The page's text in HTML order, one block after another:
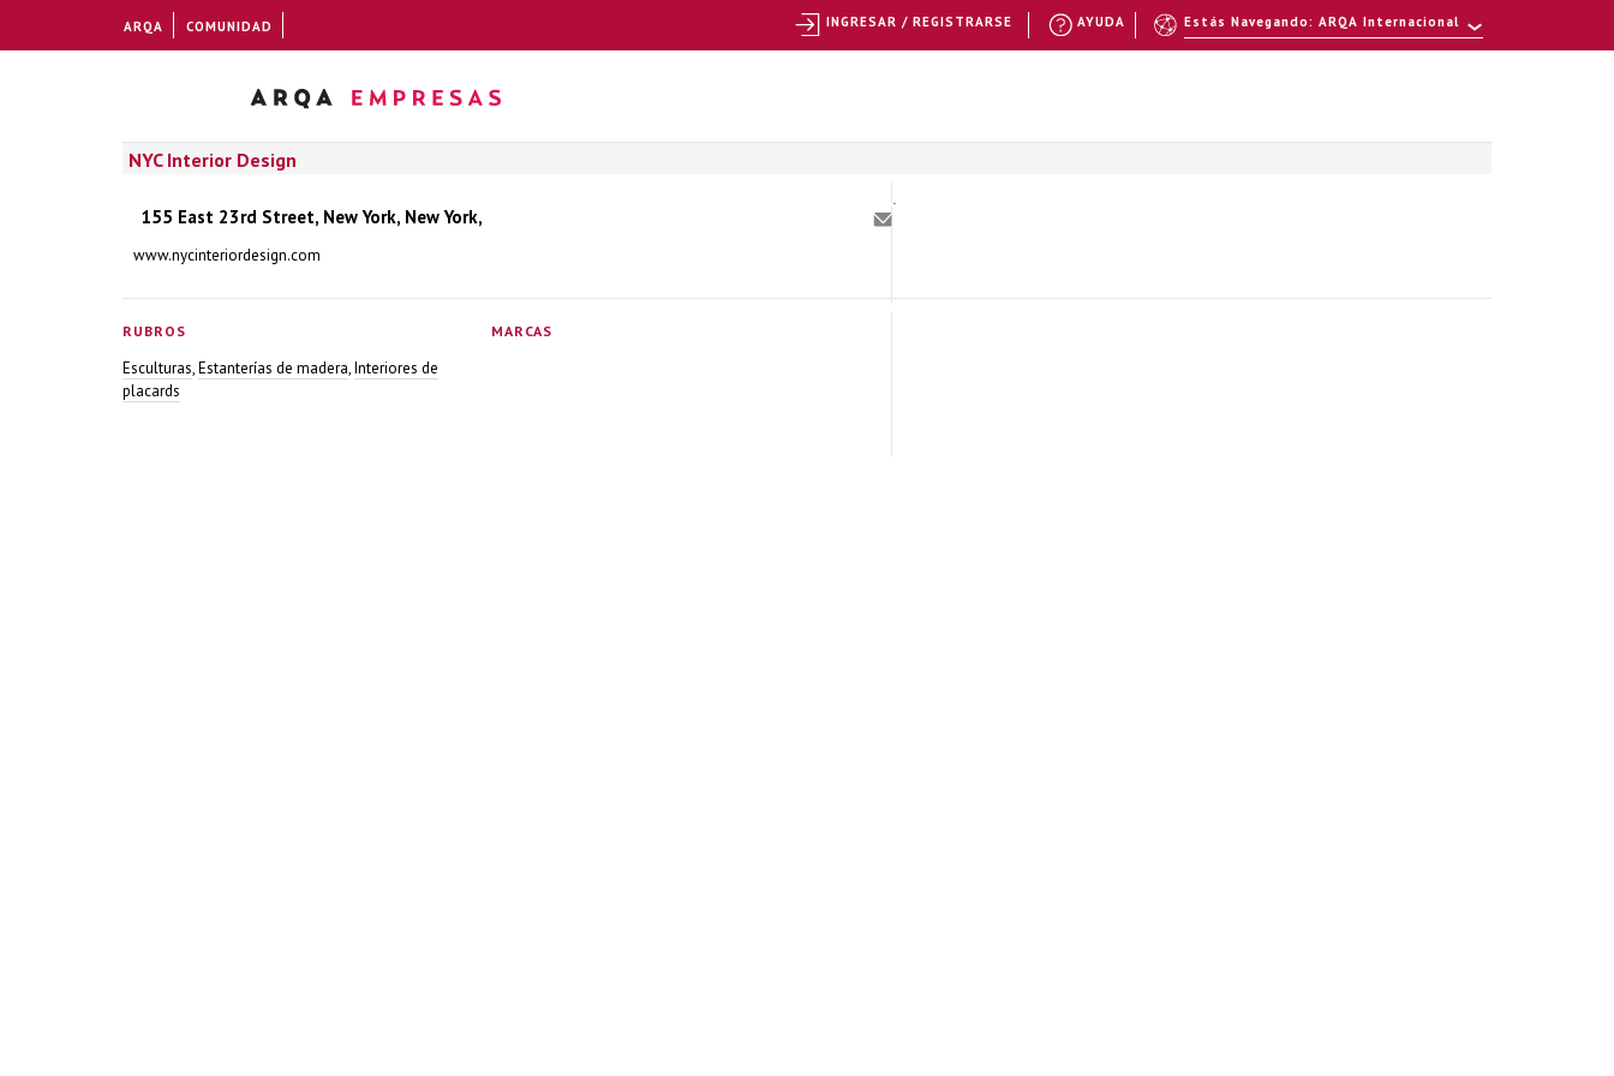
NYC Interior Design
155 East 23rd Street, New York, New York,
www.nycinteriordesign.com
RUBROS
Esculturas,Estanterías de madera,Interiores de
placards
MARCAS
ARQA COMUNIDAD Estás Navegando: ARQA Internacional
AYUDA
INGRESAR / REGISTRARSE